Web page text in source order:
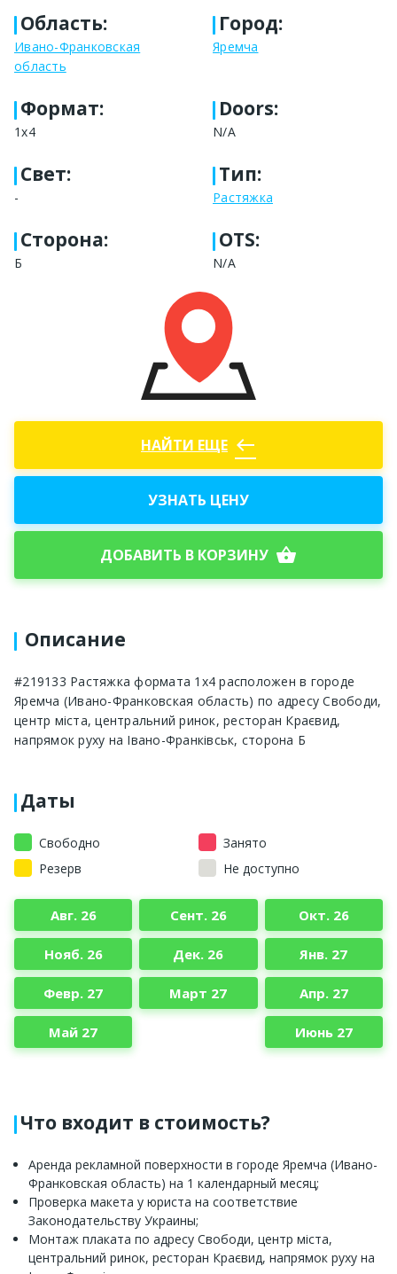
Область:
Ивано-Франковская
область
Город:
Яремча
Формат:
1х4
Doors:
N/A
Свет:
-
Тип:
Растяжка
Сторона:
Б
OTS:
N/A
НАЙТИ ЕЩЕ west
УЗНАТЬ ЦЕНУ
ДОБАВИТЬ В КОРЗИНУ shopping_basket
Описание
#219133 Растяжка формата 1х4 расположен в городе
Яремча (Ивано-Франковская область) по адресу Свободи,
центр міста, центральний ринок, ресторан Краєвид,
напрямок руху на Івано-Франківськ, сторона Б
Даты
Свободно
Занято
Резерв
Не доступно
Авг. 26 Сент. 26 Окт. 26
Нояб. 26 Дек. 26 Янв. 27
Февр. 27 Март 27 Апр. 27
Май 27 Июнь 27
Что входит в стоимость?
Аренда рекламной поверхности в городе Яремча (Ивано-
Франковская область) на 1 календарный месяц;
Проверка макета у юриста на соответствие
Законодательству Украины;
Монтаж плаката по адресу Свободи, центр міста,
центральний ринок, ресторан Краєвид, напрямок руху на